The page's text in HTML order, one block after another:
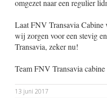
omgezet naar een regulier
Laat FNV Transavia Cabine
wij zorgen voor een stevig
Transavia, zeker nu!
Team FNV Transavia cabine
13 juni 2017